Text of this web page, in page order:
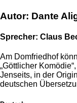
Autor: Dante
Sprecher: Claus
Am Domfriedhof
„Göttlicher
Jenseits, in der
deutschen